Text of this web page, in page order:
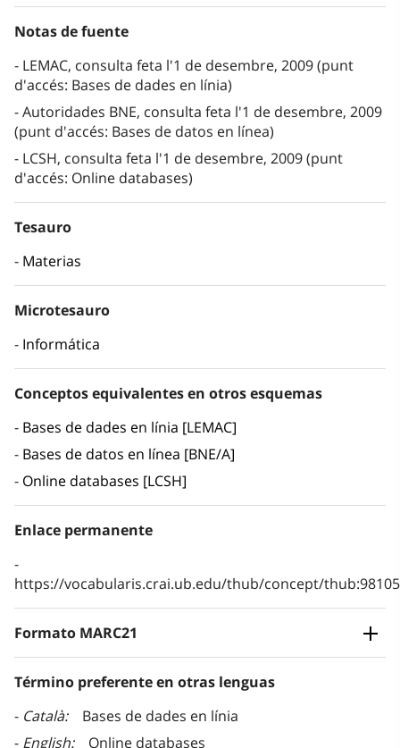
Notas de fuente
LEMAC, consulta feta l'1 de desembre, 2009 (punt
d'accés: Bases de dades en línia)
Autoridades BNE, consulta feta l'1 de desembre, 2009
(punt d'accés: Bases de datos en línea)
LCSH, consulta feta l'1 de desembre, 2009 (punt
d'accés: Online databases)
Tesauro
Materias
Microtesauro
Informática
Conceptos equivalentes en otros esquemas
Bases de dades en línia [LEMAC]
Bases de datos en línea [BNE/A]
Online databases [LCSH]
Enlace permanente
https://vocabularis.crai.ub.edu/thub/concept/
Formato MARC21
Término preferente en otras lenguas
Català
Bases de dades en línia
English
Online databases